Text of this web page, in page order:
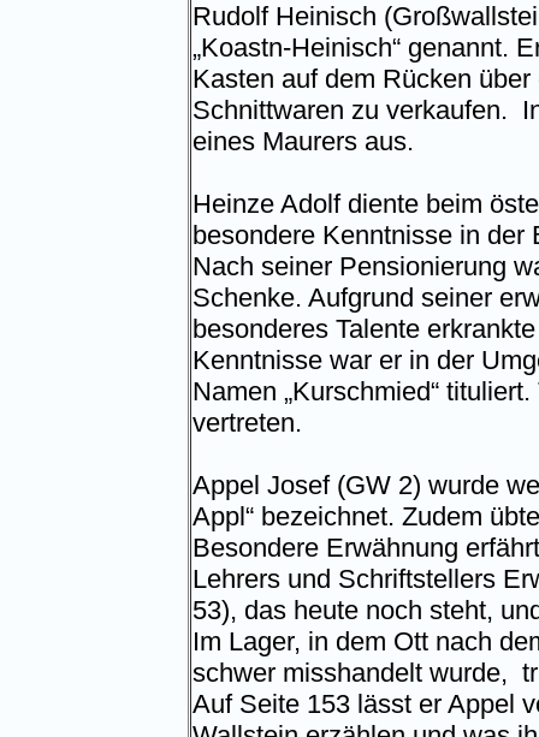
Rudolf Heinisch
„Koastn-Heinisch“ genannt.
Kasten auf dem Rücken
Schnittwaren zu verkaufen.
eines Maurers aus.
Heinze Adolf diente beim
besondere Kenntnisse in der
Nach seiner Pensionierung
Schenke. Aufgrund seiner
besonderes Talente
Kenntnisse war er in der
Namen „Kurschmied“
vertreten.
Appel Josef (GW 2) wurde
Appl“ bezeichnet. Zudem
Besondere Erwähnung
Lehrers und Schriftstellers
53), das heute noch steht,
Im Lager, in dem Ott nach
schwer misshandelt wurde,
Auf Seite 153 lässt er Appel